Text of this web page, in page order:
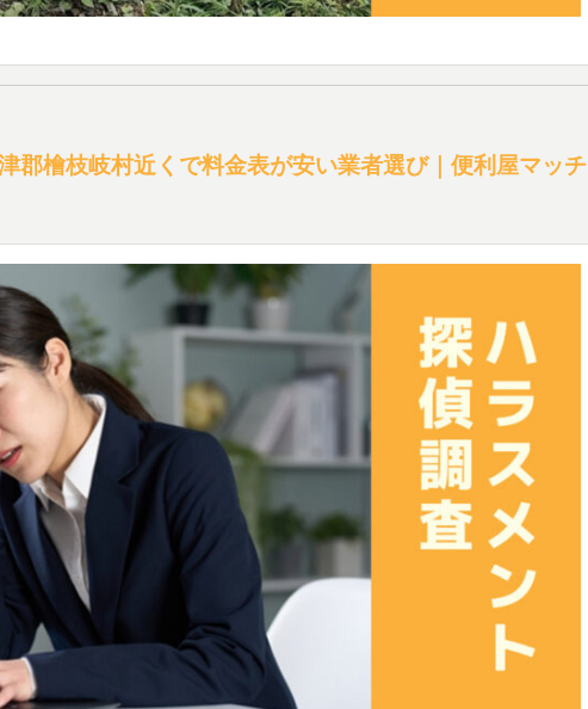
郡檜枝岐村近くで料金表が安い業者選び｜便利屋マッチ